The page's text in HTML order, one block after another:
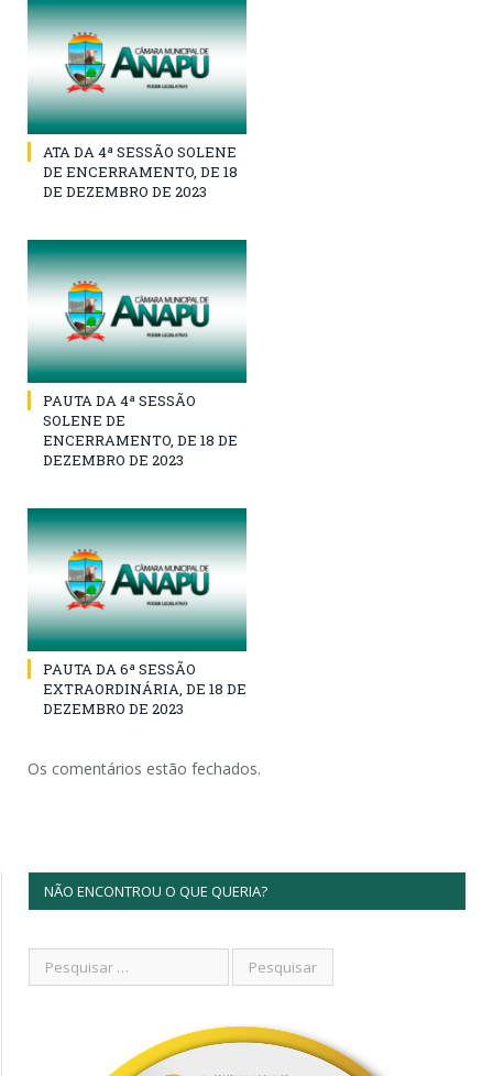
ATA DA 4ª SESSÃO SOLENE
DE ENCERRAMENTO, DE 18
DE DEZEMBRO DE 2023
PAUTA DA 4ª SESSÃO
SOLENE DE
ENCERRAMENTO, DE 18 DE
DEZEMBRO DE 2023
PAUTA DA 6ª SESSÃO
EXTRAORDINÁRIA, DE 18 DE
DEZEMBRO DE 2023
Os comentários estão fechados.
NÃO ENCONTROU O QUE QUERIA?